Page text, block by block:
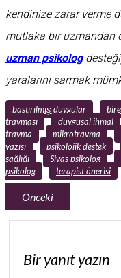
kendinize zarar verme
mutlaka bir uzmandan
uzman psikolog
yaralarını sarmak
bastırılmış duygular
travması
duygusal ihmal
travma
mikrotravma
yazısı
psikolojik destek
sağlığı
Sivas psikolog
psikolog
terapist önerisi
Önceki
Bir yanıt yazın